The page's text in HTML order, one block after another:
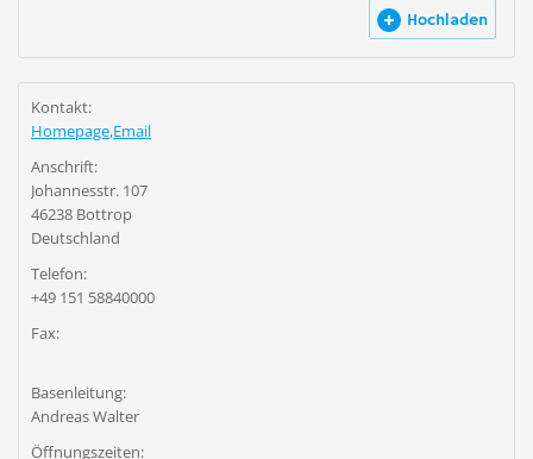
Hochladen
Kontakt:
Homepage,Email
Anschrift:
Johannesstr. 107
46238 Bottrop
Deutschland
Telefon:
+49 151 58840000
Fax:
Basenleitung:
Andreas Walter
Öffnungszeiten: